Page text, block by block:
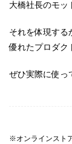
大橋社長のモッ
それを体現する
優れたプロダク
ぜひ実際に使っ
※オンラインスト